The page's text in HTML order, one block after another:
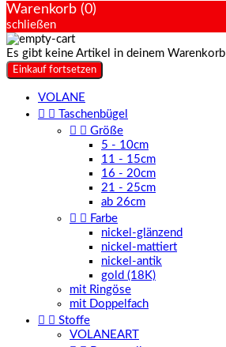
Warenkorb (0)
schließen
Es gibt keine Artikel in deinem Warenkorb
Einkauf fortsetzen
VOLANE
 
Taschenbügel
  Größe
5 - 10cm
11 - 15cm
16 - 20cm
21 - 25cm
ab 26cm
  Farbe
nickel-glänzend
nickel-mattiert
nickel-antik
gold (18K)
mit Ringöse
mit Doppelfach
  Stoffe
VOLANEART